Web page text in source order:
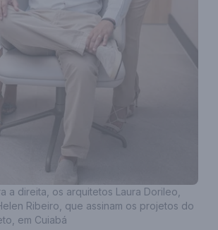
a direita, os arquitetos Laura Dorileo,
Ribeiro, que assinam os projetos do
em Cuiabá